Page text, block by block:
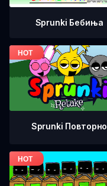
Sprunki Бебиња
Sprunki Повторно